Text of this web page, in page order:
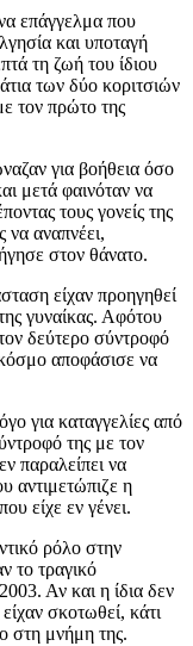
επάγγελμα που
και υποταγή
τη ζωή του ίδιου
των δύο κοριτσιών
τον πρώτο της
για βοήθεια όσο
μετά φαινόταν να
τους γονείς της
να αναπνέει,
στον θάνατο.
είχαν προηγηθεί
γυναίκας. Αφότου
δεύτερο σύντροφό
αποφάσισε να
για καταγγελίες από
της με τον
παραλείπει να
αντιμετώπιζε η
είχε εν γένει.
ρόλο στην
το τραγικό
Αν και η ίδια δεν
σκοτωθεί, κάτι
στη μνήμη της.